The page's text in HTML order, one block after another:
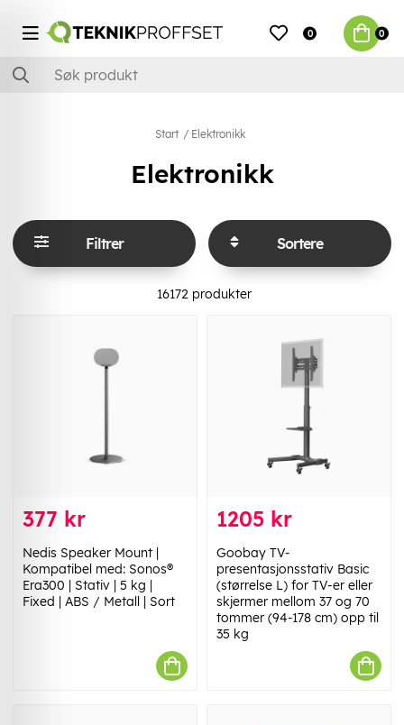
0 0
Start Elektronikk
Elektronikk
Filtrer Sortere
16172produkter
377 kr
Nedis Speaker Mount |
Kompatibel med: Sonos®
Era300 | Stativ | 5 kg |
Fixed | ABS / Metall | Sort
1205 kr
Goobay TV-
presentasjonsstativ Basic
(størrelse L) for TV-er eller
skjermer mellom 37 og 70
tommer (94-178 cm) opp til
35 kg